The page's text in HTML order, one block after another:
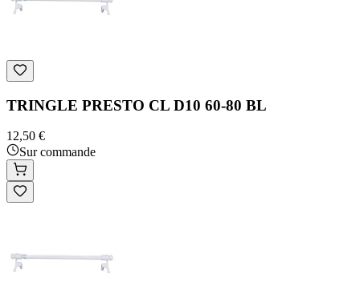
TRINGLE PRESTO CL D10 60-80 BL
12,50 €
Sur commande